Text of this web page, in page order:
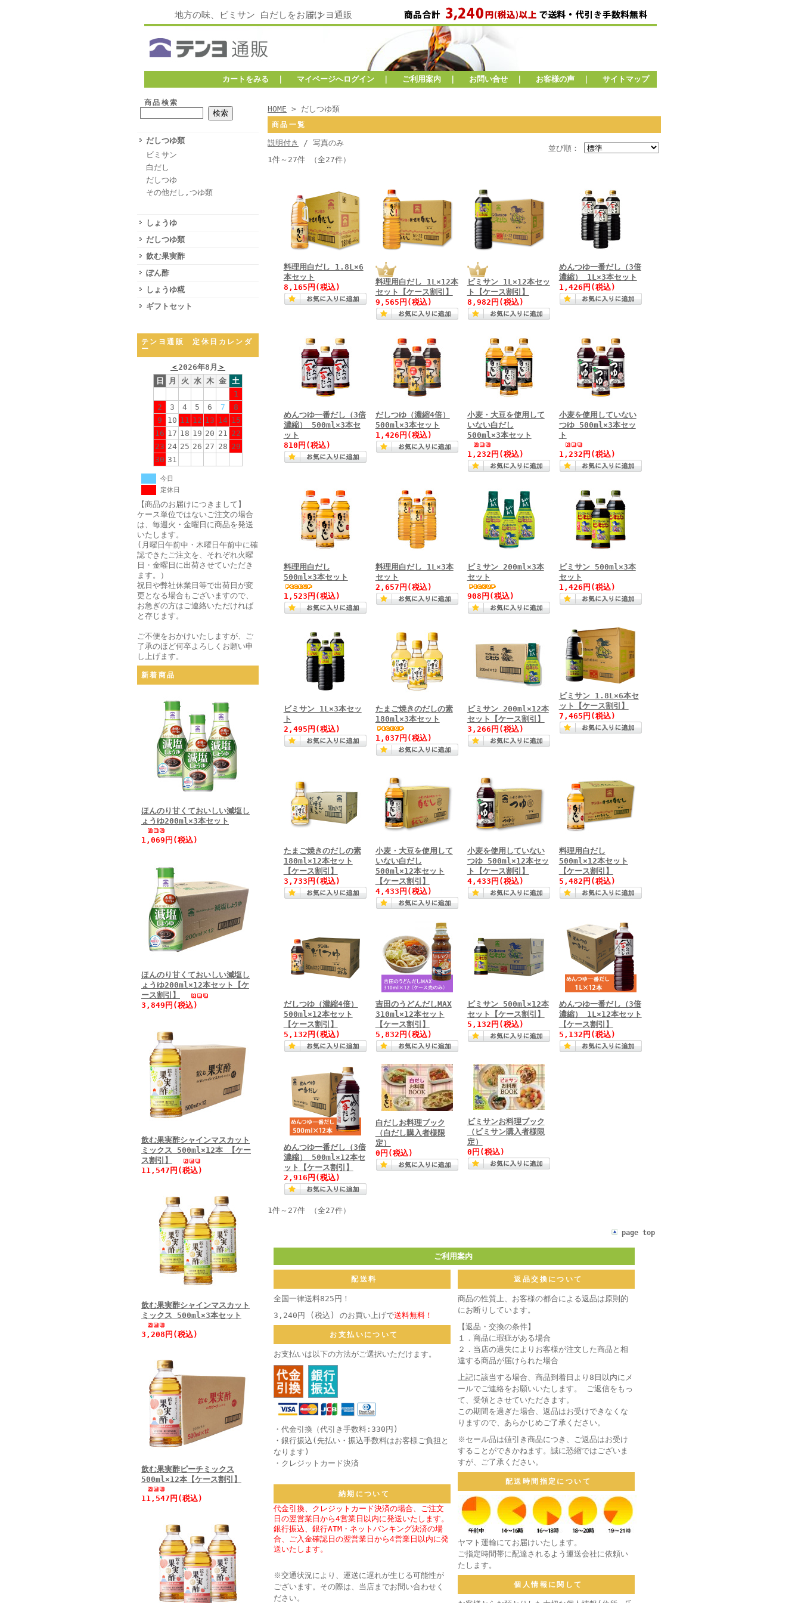
テンヨ通販
地方の味、ビミサン 白だしをお届け
カートをみる マイページへログイン ご利用案内 お問い合せ お客様の声 サイトマップ
商品検索
だしつゆ類
ビミサン
白だし
だしつゆ
その他だし,つゆ類
しょうゆ
だしつゆ類
飲む果実酢
ぽん酢
しょうゆ糀
ギフトセット
テンヨ通販 定休日カレンダ
ー
＜2026年8月 ＞
日
月 火 水 木 金 土
1
2
3 4 5 6 7
8
9
10 11 12 13 14 15
16 17 18 19 20 21 22
23 24 25 26 27 28 29
30 31
今日
定休日
【商品のお届けにつきまして】
ケース単位ではないご注文の場合
は、毎週火・金曜日に商品を発送
いたします。
(月曜日午前中・木曜日午前中に確
認できたご注文を、それぞれ火曜
日・金曜日に出荷させていただき
ます。）
祝日や弊社休業日等で出荷日が変
更となる場合もございますので、
お急ぎの方はご連絡いただければ
と存じます。
ご不便をおかけいたしますが、ご
了承のほど何卒よろしくお願い申
し上げます。
新着商品
ほんのり甘くておいしい減塩し
ょうゆ200ml×3本セット
1,069円(税込)
ほんのり甘くておいしい減塩し
ょうゆ200ml×12本セット【ケ
ース割引】
3,849円(税込)
飲む果実酢シャインマスカット
ミックス 500ml×12本 【ケー
ス割引】
11,547円(税込)
飲む果実酢シャインマスカット
ミックス 500ml×3本セット
3,208円(税込)
飲む果実酢ピーチミックス
500ml×12本【ケース割引】
11,547円(税込)
HOME > だしつゆ類
商品一覧
並び順：
説明付き
/ 写真のみ
1件～27件 （全27件）
料理用白だし 1.8L×6
本セット
8,165円(税込)
料理用白だし 1L×12本
セット【ケース割引】
9,565円(税込)
ビミサン 1L×12本セッ
ト【ケース割引】
8,982円(税込)
めんつゆ一番だし（3倍
濃縮） 1L×3本セット
1,426円(税込)
めんつゆ一番だし（3倍
濃縮） 500ml×3本セ
ット
810円(税込)
だしつゆ（濃縮4倍）
500ml×3本セット
1,426円(税込)
小麦・大豆を使用して
いない白だし
500ml×3本セット
1,232円(税込)
小麦を使用していない
つゆ 500ml×3本セッ
ト
1,232円(税込)
料理用白だし
500ml×3本セット
1,523円(税込)
料理用白だし 1L×3本
セット
2,657円(税込)
ビミサン 200ml×3本
セット
908円(税込)
ビミサン 500ml×3本
セット
1,426円(税込)
ビミサン 1L×3本セッ
ト
2,495円(税込)
たまご焼きのだしの素
180ml×3本セット
1,037円(税込)
ビミサン 200ml×12本
セット【ケース割引】
3,266円(税込)
ビミサン 1.8L×6本セ
ット【ケース割引】
7,465円(税込)
たまご焼きのだしの素
180ml×12本セット
【ケース割引】
3,733円(税込)
小麦・大豆を使用して
いない白だし
500ml×12本セット
【ケース割引】
4,433円(税込)
小麦を使用していない
つゆ 500ml×12本セッ
ト【ケース割引】
4,433円(税込)
料理用白だし
500ml×12本セット
【ケース割引】
5,482円(税込)
だしつゆ（濃縮4倍）
500ml×12本セット
【ケース割引】
5,132円(税込)
吉田のうどんだしMAX
310ml×12本セット
【ケース割引】
5,832円(税込)
ビミサン 500ml×12本
セット【ケース割引】
5,132円(税込)
めんつゆ一番だし（3倍
濃縮） 1L×12本セット
【ケース割引】
5,132円(税込)
めんつゆ一番だし（3倍
濃縮） 500ml×12本セ
ット【ケース割引】
2,916円(税込)
白だしお料理ブック
（白だし購入者様限
定）
0円(税込)
ビミサンお料理ブック
（ビミサン購入者様限
定）
0円(税込)
1件～27件 （全27件）
page top
ご利用案内
配送料
全国一律送料825円！
3,240円 (税込) のお買い上げで送料無料！
お支払いについて
お支払いは以下の方法がご選択いただけます。
・代金引換（代引き手数料:330円)
・銀行振込(先払い・振込手数料はお客様ご負担と
なります)
・クレジットカード決済
納期について
代金引換、クレジットカード決済の場合、ご注文
日の翌営業日から4営業日以内に発送いたします。
銀行振込、銀行ATM・ネットバンキング決済の場
合、ご入金確認日の翌営業日から4営業日以内に発
送いたします。
※交通状況により、運送に遅れが生じる可能性が
ございます。その際は、当店までお問い合わせく
ださい。
返品交換について
商品の性質上、お客様の都合による返品は原則的
にお断りしています。
【返品・交換の条件】
１．商品に瑕疵がある場合
２．当店の過失によりお客様が注文した商品と相
違する商品が届けられた場合
上記に該当する場合、商品到着日より8日以内にメ
ールでご連絡をお願いいたします。 ご返信をもっ
て、受領とさせていただきます。
この期間を過ぎた場合、返品はお受けできなくな
りますので、あらかじめご了承ください。
※セール品は値引き商品につき、ご返品はお受け
することができかねます。誠に恐縮ではございま
すが、ご了承ください。
配送時間指定について
ヤマト運輸にてお届けいたします。
ご指定時間帯に配達されるよう運送会社に依頼い
たします。
個人情報に関して